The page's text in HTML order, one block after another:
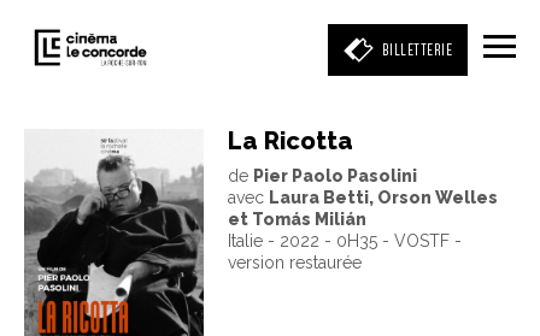
BILLETTERIE
Entrez votre mot clé
(film, réalisateur, acteur, événement)
La Ricotta
de Pier Paolo Pasolini
avec Laura Betti, Orson Welles
et Tomás Milián
Italie - 2022 - 0H35 - VOSTF -
version restaurée